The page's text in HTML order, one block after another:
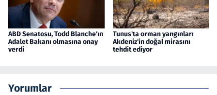
ABD Senatosu, Todd Blanche'ın
Adalet Bakanı olmasına onay
verdi
Tunus'ta orman yangınları
Akdeniz'in doğal mirasını
tehdit ediyor
Yorumlar